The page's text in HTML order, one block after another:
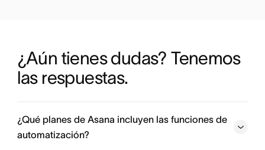
¿Aún tienes dudas? Tenemos
las respuestas.
¿Qué planes de Asana incluyen las funciones de
automatización?